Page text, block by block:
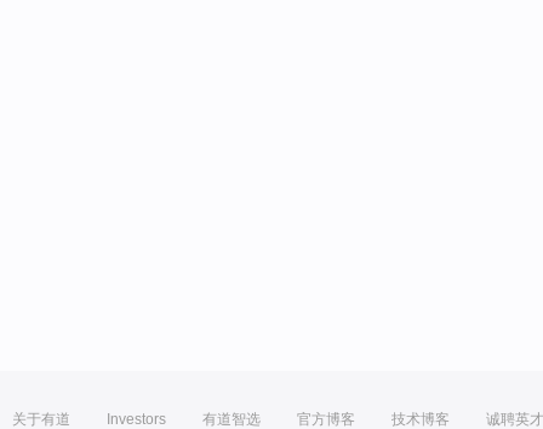
关于有道 Investors 有道智选 官方博客 技术博客 诚聘英才